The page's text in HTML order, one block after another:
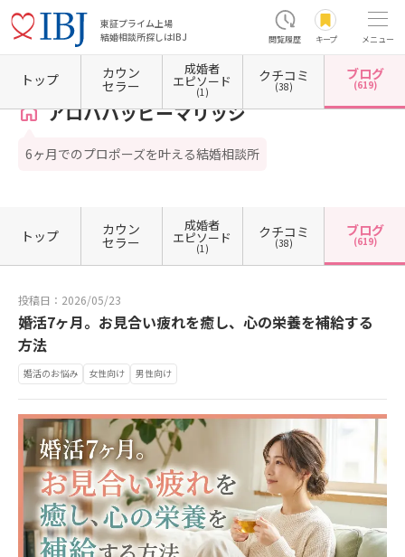
東証プライム上場
結婚相談所探しはIBJ
閲覧履歴 キープ メニュー
ホーム 神奈川県の結婚相談所 神奈川県横浜市 神奈川県横浜市西区 アロハハッピー
アロハハッピーマリッジ
6ヶ月でのプロポーズを叶える結婚相談所
トップ カウン
セラー
成婚者
エピソード
(1)
クチコミ
(38)
ブログ
(619)
トップ カウン
セラー
成婚者
エピソード
(1)
クチコミ
(38)
ブログ
(619)
投稿日：2026/05/23
婚活7ヶ月。お見合い疲れを癒し、心の栄養を補給する
方法
婚活のお悩み 女性向け 男性向け